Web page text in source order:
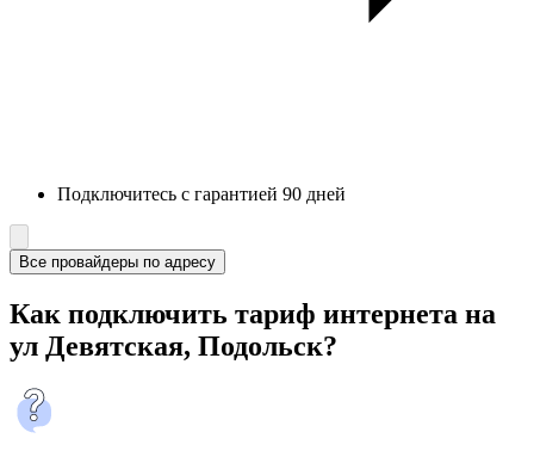
Подключитесь с гарантией 90 дней
Все провайдеры по адресу
Как подключить тариф интернета на
ул Девятская, Подольск?